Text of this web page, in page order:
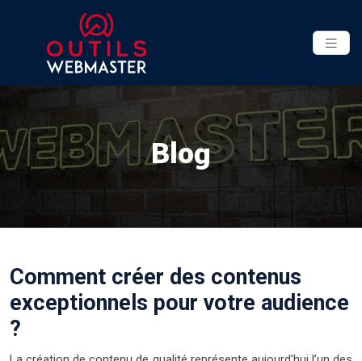
Blog
Comment créer des contenus
exceptionnels pour votre audience
?